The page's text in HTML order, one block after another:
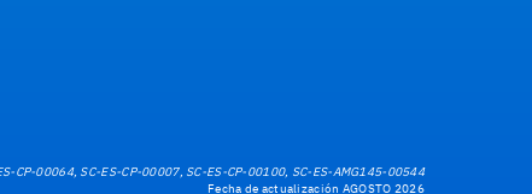
CP-00064, SC-ES-CP-00007, SC-ES-CP-00100, SC-ES-AMG145-00544
Fecha de actualización AGOSTO 2026